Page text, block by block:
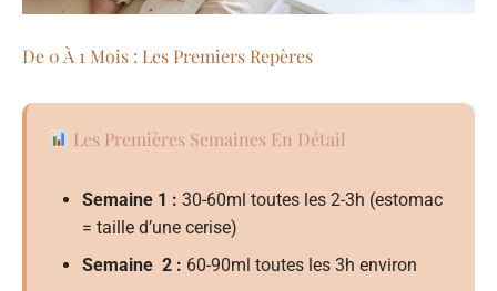
De 0 À 1 Mois : Les Premiers Repères
Les Premières Semaines En Détail
Semaine 1 : 30-60ml toutes les 2-3h (estomac
= taille d’une cerise)
Semaine 2 : 60-90ml toutes les 3h environ